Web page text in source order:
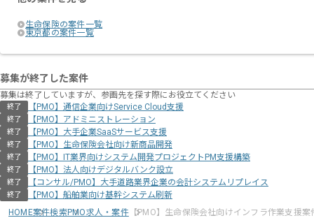
生命保険の案件一覧
東京都の案件一覧
募集が終了した案件
募集は終了していますが、参画先を探す際にお役立てください
終了 【PMO】通信企業向けService Cloud支援
終了 【PMO】アドミニストレーション
終了 【PMO】大手企業SaaSサービス支援
終了 【PMO】生命保険会社向け新商品開発
終了 【PMO】IT業界向けシステム開発プロジェクトPM支援構築
終了 【PMO】法人向けデジタルバンク設立
終了 【コンサル/PMO】大手道路業界企業の会計システムリプレイス
終了
【PMO】船舶業向け基幹システム刷新
HOME案件検索PMO求人・案件【PMO】生命保険会社向けインフラ作業支援案